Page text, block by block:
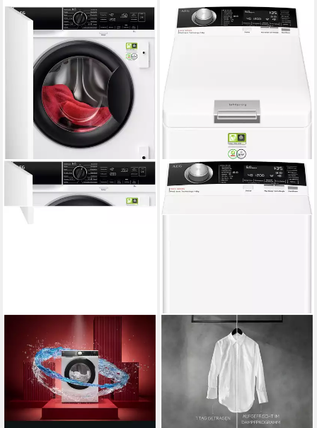
Einbauwaschmaschine 8000
PowerCare® LR8BI7480
8 kg Kapazität Waschen
Betriebsgeräusch
1400 U/min Schleuderdrehzahl
Produktdatenblatt
Waschmaschine Toplader
7000 ProSteam®
LTR7A56STL
Kapazität Waschen
Betriebsgeräusch
1500 U/min Schleuderdrehzahl